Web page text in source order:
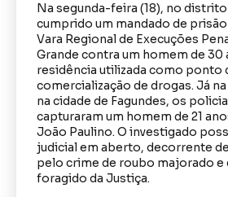
Na segunda-feira (18), no
cumprido um mandado de
Vara Regional de Execuções
Grande contra um homem de 30
residência utilizada como ponto
comercialização de drogas. Já
na cidade de Fagundes, os
capturaram um homem de 21
João Paulino. O investigado
judicial em aberto, decorrente
pelo crime de roubo majorado e
foragido da Justiça.